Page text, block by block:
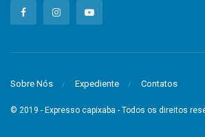
Sobre Nós Expediente Contatos
© 2019 - Expresso capixaba - Todos os direitos